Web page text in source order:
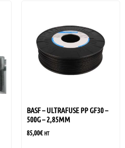
BASF – ULTRAFUSE PP GF30 –
500G – 2,85MM
85,00€ HT